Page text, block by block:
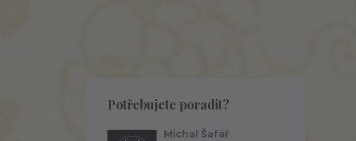
Potřebujete poradit?
Michal Šafář